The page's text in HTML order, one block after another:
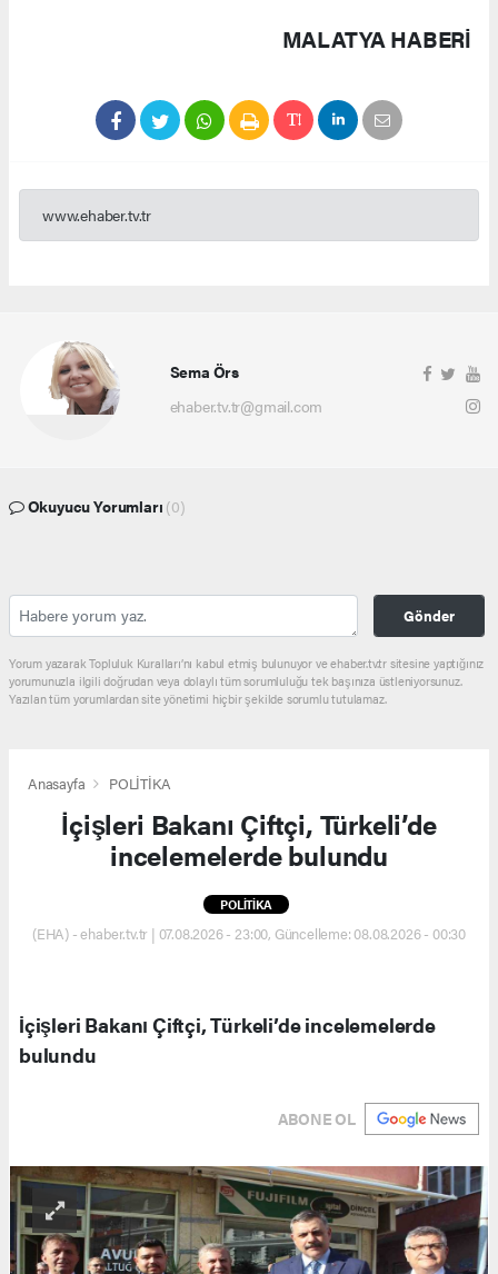
MALATYA HABERİ
www.ehaber.tv.tr
Sema Örs
ehaber.tv.tr@gmail.com
Okuyucu Yorumları (0)
Gönder
Yorum yazarak Topluluk Kuralları’nı kabul etmiş bulunuyor ve ehaber.tv.tr sitesine yaptığınız
yorumunuzla ilgili doğrudan veya dolaylı tüm sorumluluğu tek başınıza üstleniyorsunuz.
Yazılan tüm yorumlardan site yönetimi hiçbir şekilde sorumlu tutulamaz.
Anasayfa POLİTİKA
İçişleri Bakanı Çiftçi, Türkeli’de
incelemelerde bulundu
POLİTİKA
(EHA) - ehaber.tv.tr | 07.08.2026 - 23:00, Güncelleme: 08.08.2026 - 00:30
İçişleri Bakanı Çiftçi, Türkeli’de incelemelerde
bulundu
ABONE OL